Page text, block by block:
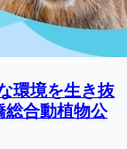
環境を生き抜
総合動植物公